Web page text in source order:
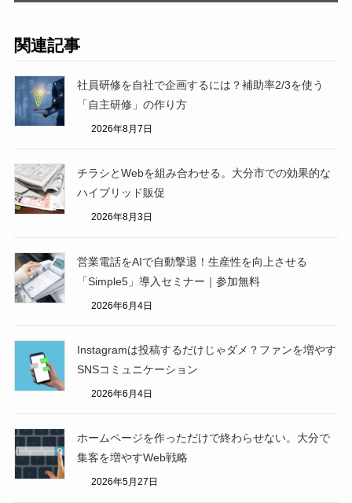
関連記事
社員研修を自社で企画するには？補助率2/3を使う
「自主研修」の作り方
2026年8月7日
チラシとWebを組み合わせる。大分市での効果的な
ハイブリッド販促
2026年8月3日
営業電話をAIで自動撃退！生産性を向上させる
「Simple5」導入セミナー｜参加無料
2026年6月4日
Instagramは投稿するだけじゃダメ？ファンを増やす
SNSコミュニケーション
2026年6月4日
ホームページを作っただけで終わらせない。大分で
集客を増やすWeb戦略
2026年5月27日